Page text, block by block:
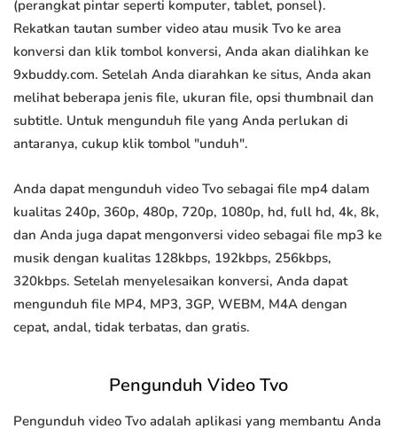
(perangkat pintar seperti komputer, tablet, ponsel).
Rekatkan tautan sumber video atau musik Tvo ke area
konversi dan klik tombol konversi, Anda akan dialihkan ke
9xbuddy.com. Setelah Anda diarahkan ke situs, Anda akan
melihat beberapa jenis file, ukuran file, opsi thumbnail dan
subtitle. Untuk mengunduh file yang Anda perlukan di
antaranya, cukup klik tombol "unduh".
Anda dapat mengunduh video Tvo sebagai file mp4 dalam
kualitas 240p, 360p, 480p, 720p, 1080p, hd, full hd, 4k, 8k,
dan Anda juga dapat mengonversi video sebagai file mp3 ke
musik dengan kualitas 128kbps, 192kbps, 256kbps,
320kbps. Setelah menyelesaikan konversi, Anda dapat
mengunduh file MP4, MP3, 3GP, WEBM, M4A dengan
cepat, andal, tidak terbatas, dan gratis.
Pengunduh Video Tvo
Pengunduh video Tvo adalah aplikasi yang membantu Anda